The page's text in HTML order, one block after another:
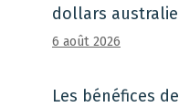
dollars
6 août 2026
Les bénéfices